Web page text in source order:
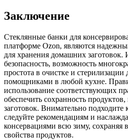
Заключение
Стеклянные банки для
платформе Ozon, являются
для хранения домашних заготовок.
безопасность, возможность
простота в очистке и
помощниками в любой кухне.
использование соответствующих
обеспечить сохранность
заготовок. Внимательно подходите
следуйте рекомендациям и
консервациями всю зиму, сохраняя
свойства продуктов.